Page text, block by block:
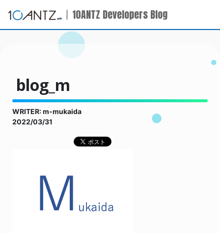
10ANTZ Developers Blog
blog_m
WRITER: m-mukaida
2022/03/31